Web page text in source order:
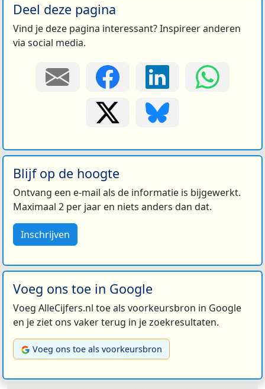
Deel deze pagina
Vind je deze pagina interessant? Inspireer anderen
via social media.
Blijf op de hoogte
Ontvang een e-mail als de informatie is bijgewerkt.
Maximaal 2 per jaar en niets anders dan dat.
Inschrijven
Voeg ons toe in Google
Voeg AlleCijfers.nl toe als voorkeursbron in Google
en je ziet ons vaker terug in je zoekresultaten.
Voeg ons toe als voorkeursbron